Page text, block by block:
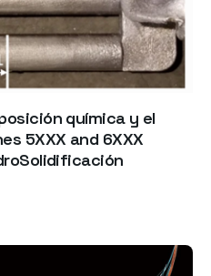
química y el
5XXX and 6XXX